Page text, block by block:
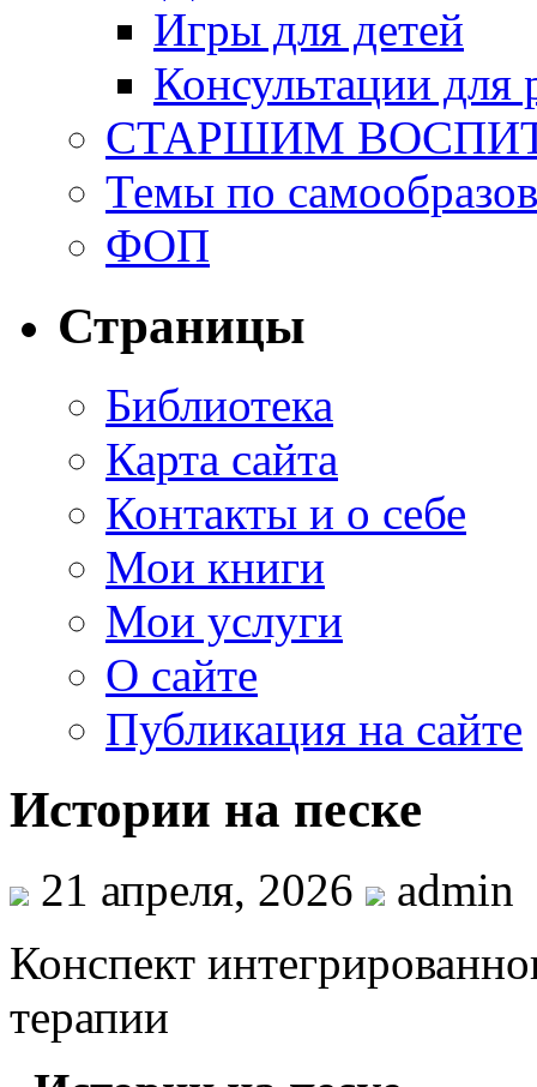
Игры для детей
Консультации для
СТАРШИМ
Темы по
ФОП
Страницы
Библиотека
Карта сайта
Контакты и о себе
Мои книги
Мои услуги
О сайте
Публикация на сайте
Истории на песке
21 апреля, 2026
admin
Конспект
терапии